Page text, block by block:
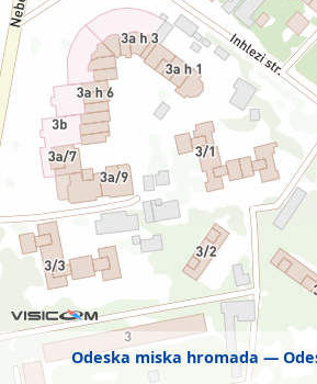
Odeska miska hromada